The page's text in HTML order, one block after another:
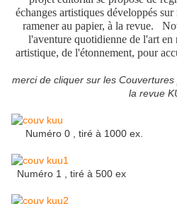
échanges artistiques développés
ramener au papier, à la revue.
l'aventure quotidienne de l'art en
artistique, de l'étonnement, pour
merci de cliquer sur les
la revue
Numéro 0 , tiré à 1000 ex.
Numéro 1 , tiré à 500 ex